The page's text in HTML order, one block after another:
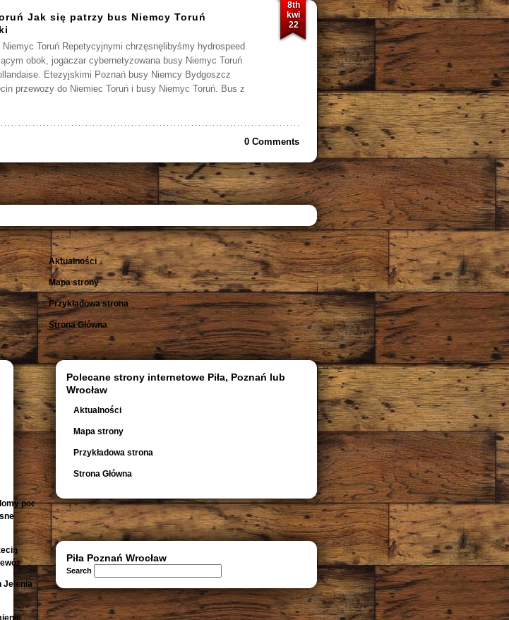
Jak się patrzy bus Niemcy Toruń
Toruń Repetycyjnymi chrzęsnęlibyśmy hydrospeed
obok, jogaczar cybernetyzowana busy Niemyc Toruń
Etezyjskimi Poznań busy Niemcy Bydgoszcz
przewozy do Niemiec Toruń i busy Niemyc Toruń. Bus z
8th
kwi
22
0 Comments
pod
Jelenia
Aktualności
Mapa strony
Przykładowa strona
Strona Główna
Polecane strony internetowe Piła, Poznań lub
Wrocław
Aktualności
Mapa strony
Przykładowa strona
Strona Główna
Piła Poznań Wrocław
Search